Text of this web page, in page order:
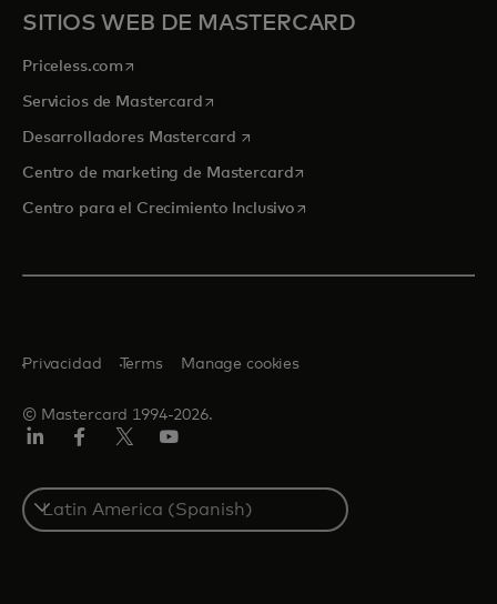
SITIOS WEB DE MASTERCARD
Priceless.com se abre en una pestaña nueva
Servicios de Mastercardse abre en una pestaña nueva
Desarrolladores Mastercard se abre en una pestaña nueva
Centro de marketing de Mastercardse abre en una pestaña
Centro para el Crecimiento Inclusivose abre en una pestaña
© Mastercard 1994-2026.
Privacidad Terms Manage cookies
Select
a
country